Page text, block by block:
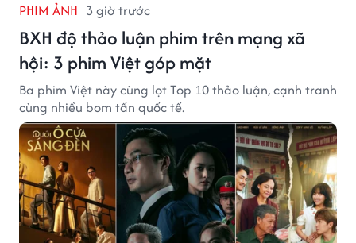
PHIM ẢNH 3 giờ trước
BXH độ thảo luận phim trên mạng xã
hội: 3 phim Việt góp mặt
Ba phim Việt này cùng lọt Top 10 thảo luận, cạnh tranh
cùng nhiều bom tấn quốc tế.